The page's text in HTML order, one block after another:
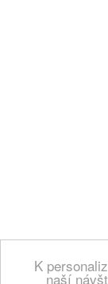
K
naší